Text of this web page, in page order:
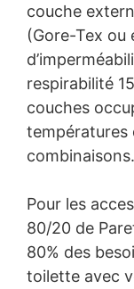
couche
(Gore-Tex ou
respirabilité
couches
températures
combinaisons.
Pour les
80/20 de
80% des
toilette avec